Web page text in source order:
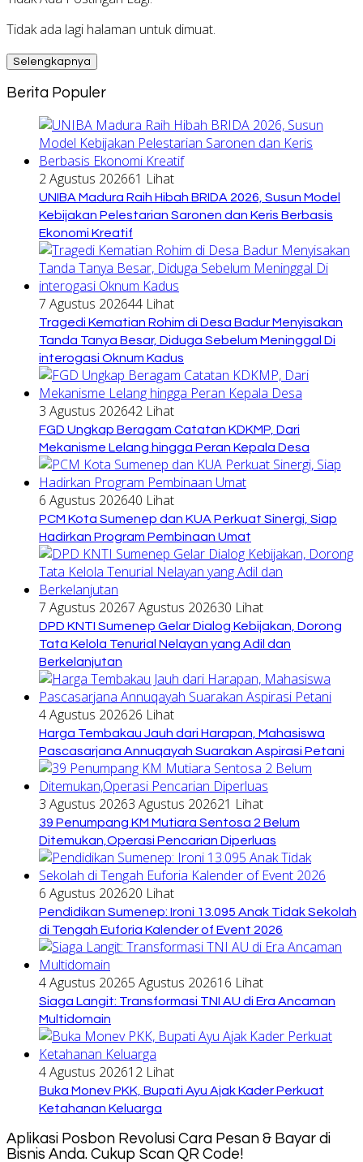
Tidak ada lagi halaman untuk dimuat.
Selengkapnya
Berita Populer
2 Agustus 202661 Lihat
UNIBA Madura Raih Hibah BRIDA 2026, Susun Model
Kebijakan Pelestarian Saronen dan Keris Berbasis
Ekonomi Kreatif
7 Agustus 202644 Lihat
Tragedi Kematian Rohim di Desa Badur Menyisakan
Tanda Tanya Besar, Diduga Sebelum Meninggal Di
interogasi Oknum Kadus
3 Agustus 202642 Lihat
FGD Ungkap Beragam Catatan KDKMP, Dari
Mekanisme Lelang hingga Peran Kepala Desa
6 Agustus 202640 Lihat
PCM Kota Sumenep dan KUA Perkuat Sinergi, Siap
Hadirkan Program Pembinaan Umat
7 Agustus 20267 Agustus 202630 Lihat
DPD KNTI Sumenep Gelar Dialog Kebijakan, Dorong
Tata Kelola Tenurial Nelayan yang Adil dan
Berkelanjutan
4 Agustus 202626 Lihat
Harga Tembakau Jauh dari Harapan, Mahasiswa
Pascasarjana Annuqayah Suarakan Aspirasi Petani
3 Agustus 20263 Agustus 202621 Lihat
39 Penumpang KM Mutiara Sentosa 2 Belum
Ditemukan,Operasi Pencarian Diperluas
6 Agustus 202620 Lihat
Pendidikan Sumenep: Ironi 13.095 Anak Tidak Sekolah
di Tengah Euforia Kalender of Event 2026
4 Agustus 20265 Agustus 202616 Lihat
Siaga Langit: Transformasi TNI AU di Era Ancaman
Multidomain
4 Agustus 202612 Lihat
Buka Monev PKK, Bupati Ayu Ajak Kader Perkuat
Ketahanan Keluarga
Aplikasi Posbon Revolusi Cara Pesan & Bayar di
Bisnis Anda. Cukup Scan QR Code!